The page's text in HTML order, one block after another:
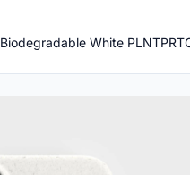
Biodegradable White